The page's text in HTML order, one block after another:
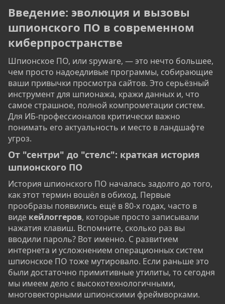
Введение: эволюция и вызовы
шпионского ПО в современном
киберпространстве​
Шпионское ПО, или spyware, — это нечто большее,
чем просто надоедливые программы, собирающие
ваши привычки просмотра сайтов. Это серьёзный
инструмент для шпионажа, кражи данных и, что
самое страшное, полной компрометации систем.
Для ИБ-профессионалов критически важно
понимать его актуальность и место в ландшафте
угроз.
От "сентри" до "стелс": краткая история
шпионского ПО​
История шпионского ПО началась задолго до того,
как этот термин вошёл в обиход. Первые
прообразы появились ещё в 80-х годах, часто в
виде кейлоггеров, которые просто записывали
нажатия клавиш. Вспомните, сколько раз вы
вводили пароль? Вот именно. С развитием
интернета и усложнением операционных систем
шпионское ПО тоже мутировало. Если раньше это
были достаточно примитивные утилиты, то сегодня
мы имеем дело с высокотехнологичными,
многовекторными шпионскими фреймворками.